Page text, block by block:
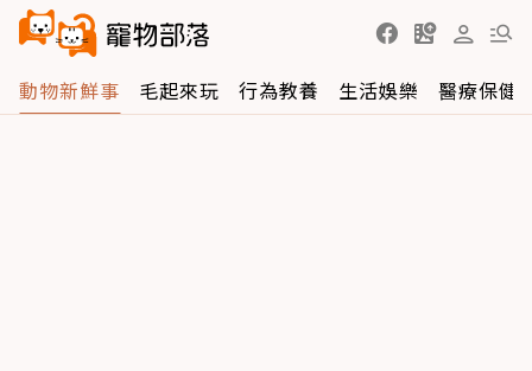
動物新鮮事 毛起來玩 行為教養 生活娛樂 醫療保健